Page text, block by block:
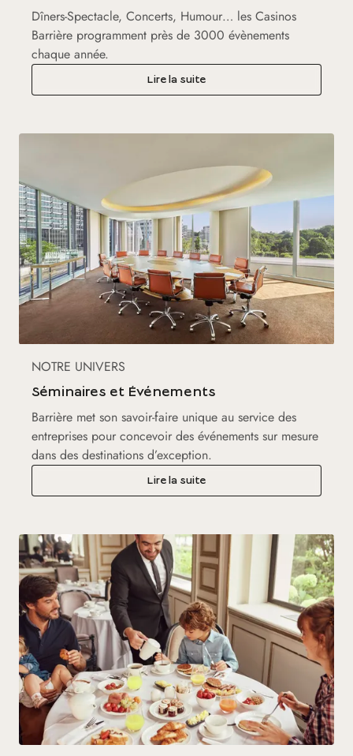
Dîners-Spectacle, Concerts, Humour… les Casinos
Barrière programment près de 3000 évènements
chaque année.
Lire la suite
NOTRE UNIVERS
Séminaires et Événements
Barrière met son savoir-faire unique au service des
entreprises pour concevoir des événements sur mesure
dans des destinations d’exception.
Lire la suite